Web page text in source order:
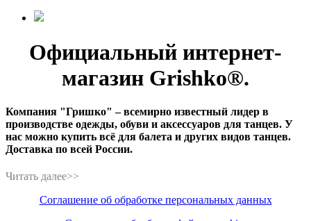
Официальный интернет-
магазин Grishko®.
Компания "Гришко" – всемирно известный лидер в
производстве одежды, обуви и аксессуаров для танцев. У
нас можно купить всё для балета и других видов танцев.
Доставка по всей России.
Соглашение об обработке персональных данных